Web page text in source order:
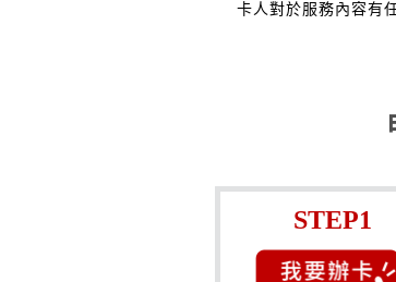
卡人對於服務內容有
STEP1